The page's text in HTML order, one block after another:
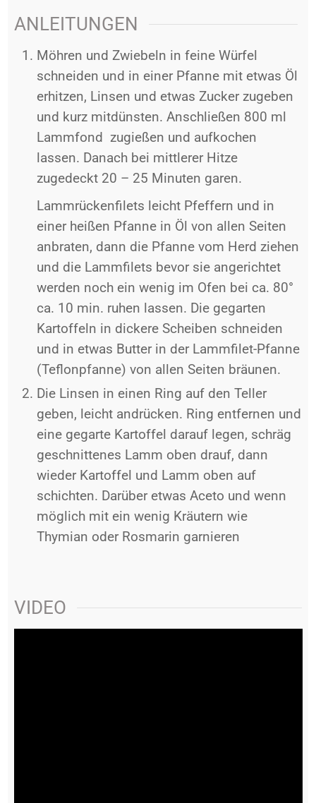
ANLEITUNGEN
Möhren und Zwiebeln in feine Würfel
schneiden und in einer Pfanne mit etwas Öl
erhitzen, Linsen und etwas Zucker zugeben
und kurz mitdünsten. Anschließen 800 ml
Lammfond zugießen und aufkochen
lassen. Danach bei mittlerer Hitze
zugedeckt 20 – 25 Minuten garen.
Lammrückenfilets leicht Pfeffern und in
einer heißen Pfanne in Öl von allen Seiten
anbraten, dann die Pfanne vom Herd ziehen
und die Lammfilets bevor sie angerichtet
werden noch ein wenig im Ofen bei ca. 80°
ca. 10 min. ruhen lassen. Die gegarten
Kartoffeln in dickere Scheiben schneiden
und in etwas Butter in der Lammfilet-Pfanne
(Teflonpfanne) von allen Seiten bräunen.
Die Linsen in einen Ring auf den Teller
geben, leicht andrücken. Ring entfernen und
eine gegarte Kartoffel darauf legen, schräg
geschnittenes Lamm oben drauf, dann
wieder Kartoffel und Lamm oben auf
schichten. Darüber etwas Aceto und wenn
möglich mit ein wenig Kräutern wie
Thymian oder Rosmarin garnieren
VIDEO